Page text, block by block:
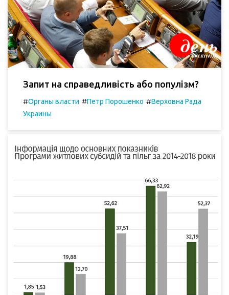
Запит на справедливість або популізм?
#Органы власти #Петр Порошенко #Верховна Рада
Украины